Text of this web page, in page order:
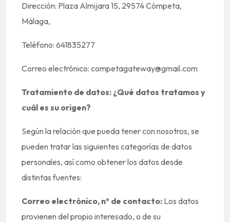
Dirección: Plaza Almijara 15, 29574 Cómpeta,
Málaga,
Teléfono: 641835277
Correo electrónico: competagateway@gmail.com
Tratamiento de datos: ¿Qué datos tratamos y
cuál es su origen?
Según la relación que pueda tener con nosotros, se
pueden tratar las siguientes categorías de datos
personales, así como obtener los datos desde
distintas fuentes:
Correo electrónico, nº de contacto: Los datos
provienen del propio interesado, o de su